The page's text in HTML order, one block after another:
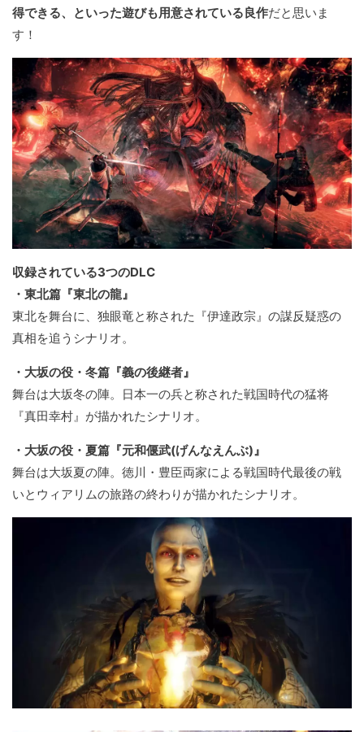
得できる、といった遊びも用意されている良作だと思いま
す！
収録されている3つのDLC
・東北篇『東北の龍』
東北を舞台に、独眼竜と称された『伊達政宗』の謀反疑惑の
真相を追うシナリオ。
・大坂の役・冬篇『義の後継者』
舞台は大坂冬の陣。日本一の兵と称された戦国時代の猛将
『真田幸村』が描かれたシナリオ。
・大坂の役・夏篇『元和偃武(げんなえんぶ)』
舞台は大坂夏の陣。徳川・豊臣両家による戦国時代最後の戦
いとウィアリムの旅路の終わりが描かれたシナリオ。